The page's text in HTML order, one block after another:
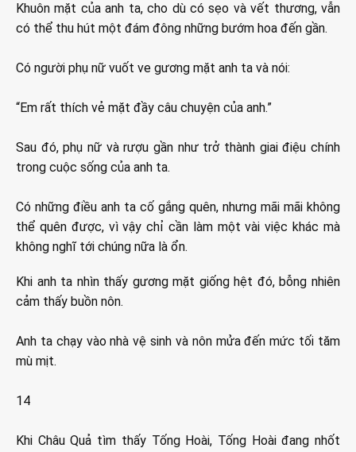
Khuôn mặt của anh ta, cho dù có sẹo và vết thương, vẫn
có thể thu hút một đám đông những bướm hoa đến gần.
Có người phụ nữ vuốt ve gương mặt anh ta và nói:
“Em rất thích vẻ mặt đầy câu chuyện của anh.”
Sau đó, phụ nữ và rượu gần như trở thành giai điệu chính
trong cuộc sống của anh ta.
Có những điều anh ta cố gắng quên, nhưng mãi mãi không
thể quên được, vì vậy chỉ cần làm một vài việc khác mà
không nghĩ tới chúng nữa là ổn.
Khi anh ta nhìn thấy gương mặt giống hệt đó, bỗng nhiên
cảm thấy buồn nôn.
Anh ta chạy vào nhà vệ sinh và nôn mửa đến mức tối tăm
mù mịt.
14
Khi Châu Quả tìm thấy Tống Hoài, Tống Hoài đang nhốt